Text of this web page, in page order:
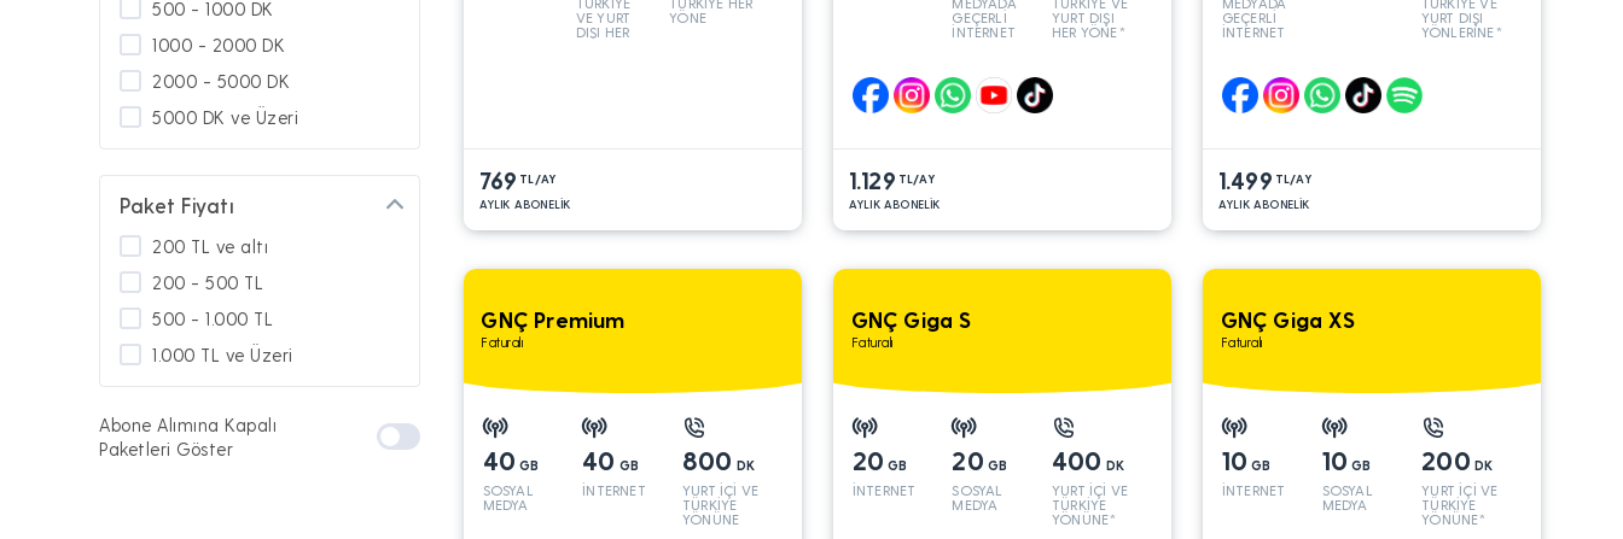
VE YURT
DIŞI HER
YÖNE
769 TL/AY
AYLIK ABONELİK
GEÇERLİ
İNTERNET
YURT DIŞI
HER YÖNE*
1.129 TL/AY
AYLIK ABONELİK
GEÇERLİ
İNTERNET
YURT DIŞI
YÖNLERİNE*
1.499 TL/AY
AYLIK ABONELİK
GNÇ Premium
Faturalı
40 GB
SOSYAL
MEDYA
40 GB
İNTERNET
800 DK
YURT İÇİ VE
TÜRKİYE
YÖNÜNE
GNÇ Giga S
Faturalı
20 GB
İNTERNET
20 GB
SOSYAL
MEDYA
400 DK
YURT İÇİ VE
TÜRKİYE
YÖNÜNE*
GNÇ Giga XS
Faturalı
10 GB
İNTERNET
10 GB
SOSYAL
MEDYA
200 DK
YURT İÇİ VE
TÜRKİYE
YÖNÜNE*
500 - 1000 DK
1000 - 2000 DK
2000 - 5000 DK
5000 DK ve Üzeri
Paket Fiyatı
200 TL ve altı
200 - 500 TL
500 - 1.000 TL
1.000 TL ve Üzeri
Abone Alımına Kapalı
Paketleri Göster